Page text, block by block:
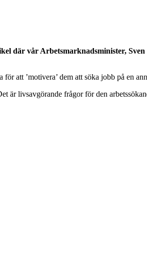
där vår Arbetsmarknadsminister,
att ’motivera’ dem att söka jobb på en
är livsavgörande frågor för den